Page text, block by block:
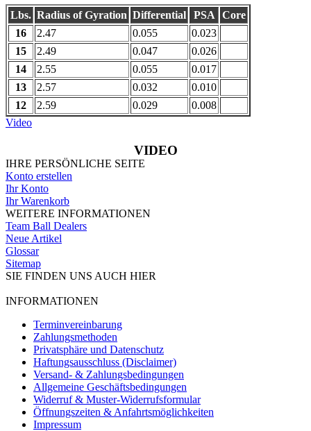
Lbs. Radius of Gyration Differential PSA
Core
16
2.47 0.055
0.023
15
2.49 0.047
0.026
14
2.55 0.055
0.017
13
2.57 0.032
0.010
12
2.59 0.029
0.008
Video
VIDEO
IHRE PERSÖNLICHE SEITE
Konto erstellen
Ihr Konto
Ihr Warenkorb
WEITERE INFORMATIONEN
Team Ball Dealers
Neue Artikel
Glossar
Sitemap
SIE FINDEN UNS AUCH HIER
INFORMATIONEN
Terminvereinbarung
Zahlungsmethoden
Privatsphäre und Datenschutz
Haftungsausschluss (Disclaimer)
Versand- & Zahlungsbedingungen
Allgemeine Geschäftsbedingungen
Widerruf & Muster-Widerrufsformular
Öffnungszeiten & Anfahrtsmöglichkeiten
Impressum